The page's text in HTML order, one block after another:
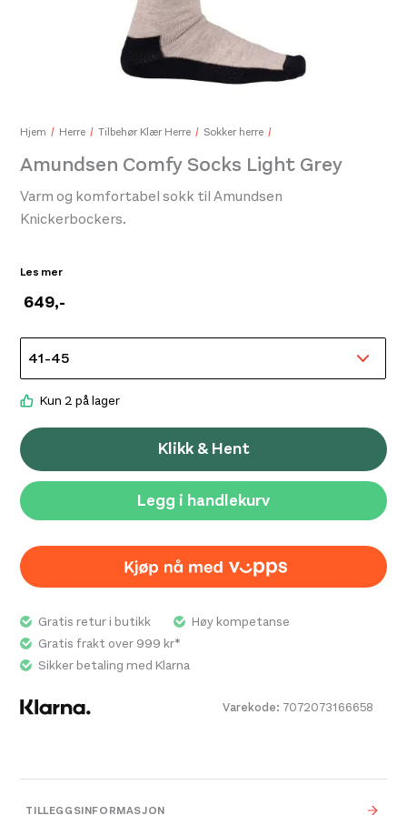
Darn Tough Treeline Micro Crew Cushion Blue
Hjem Herre Tilbehør Klær Herre Sokker herre
Amundsen Comfy Socks Light Grey
649,-
Varm og komfortabel sokk til Amundsen
Knickerbockers.
These Comfy socks are built for training, adventures
toe to add durability.
Kun 2 på lager
Klikk & Hent
Legg i handlekurv
Varekode: 7072073166658
Les mer
Gratis retur i butikk
Høy kompetanse
Gratis frakt over 999 kr*
Sikker betaling med Klarna
TILLEGGSINFORMASJON